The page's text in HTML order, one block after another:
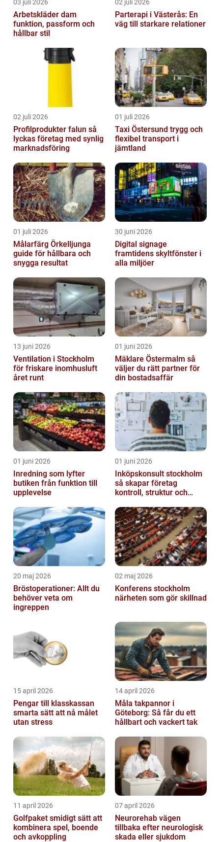
03 juli 2026
Arbetskläder dam
funktion, passform och
hållbar stil
02 juli 2026
Parterapi i Västerås: En
väg till starkare relationer
02 juli 2026
Profilprodukter falun så
lyckas företag med synlig
marknadsföring
01 juli 2026
Taxi Östersund trygg och
flexibel transport i
jämtland
01 juli 2026
Målarfärg Örkelljunga
guide för hållbara och
snygga resultat
30 juni 2026
Digital signage
framtidens skyltfönster i
alla miljöer
13 juni 2026
Ventilation i Stockholm
för friskare inomhusluft
året runt
01 juni 2026
Mäklare Östermalm så
väljer du rätt partner för
din bostadsaffär
01 juni 2026
Inredning som lyfter
butiken från funktion till
upplevelse
01 juni 2026
Inköpskonsult stockholm
så skapar företag
kontroll, struktur och
20 maj 2026
Bröstoperationer: Allt du
behöver veta om
ingreppen
02 maj 2026
Konferens stockholm
närheten som gör skillnad
15 april 2026
Pengar till klasskassan
smarta sätt att nå målet
utan stress
14 april 2026
Måla takpannor i
Göteborg: Så får du ett
hållbart och vackert tak
11 april 2026
Golfpaket smidigt sätt att
kombinera spel, boende
och avkoppling
07 april 2026
Neurorehab vägen
tillbaka efter neurologisk
skada eller sjukdom